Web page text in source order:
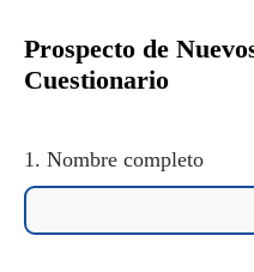
Prospecto de
Cuestionario
1. Nombre completo